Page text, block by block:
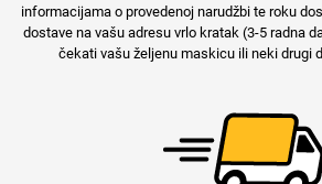
informacijama o provedenoj narudžbi te roku
dostave na vašu adresu vrlo kratak (3-5 radna
čekati vašu željenu maskicu ili neki drugi
Mix